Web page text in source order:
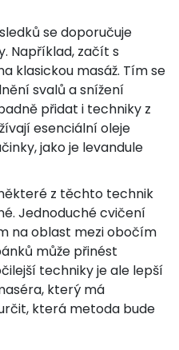
se doporučuje
Například, začít s
klasickou masáž. Tím se
svalů a snížení
přidat i techniky z
esenciální oleje
jako je levandule
z těchto technik
Jednoduché cvičení
na oblast mezi obočím
může přinést
techniky je ale lepší
který má
která metoda bude